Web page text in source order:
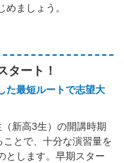
ましょう。
ート！
た最短ルートで志望大
新高3生）の開講時期
とで、十分な演習量を
とします。早期スター